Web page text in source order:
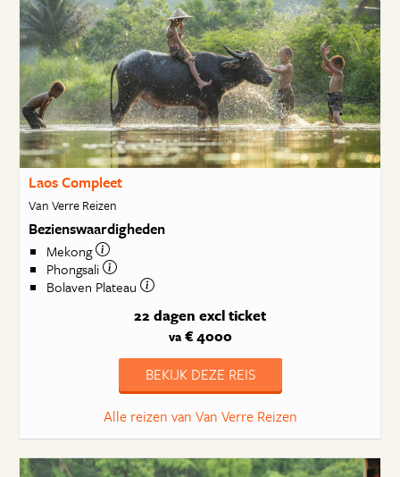
Laos Compleet
Van Verre Reizen
Bezienswaardigheden
Mekong
Phongsali
Bolaven Plateau
22 dagen excl ticket
va€ 4000
BEKIJK DEZE REIS
Alle reizen van Van Verre Reizen